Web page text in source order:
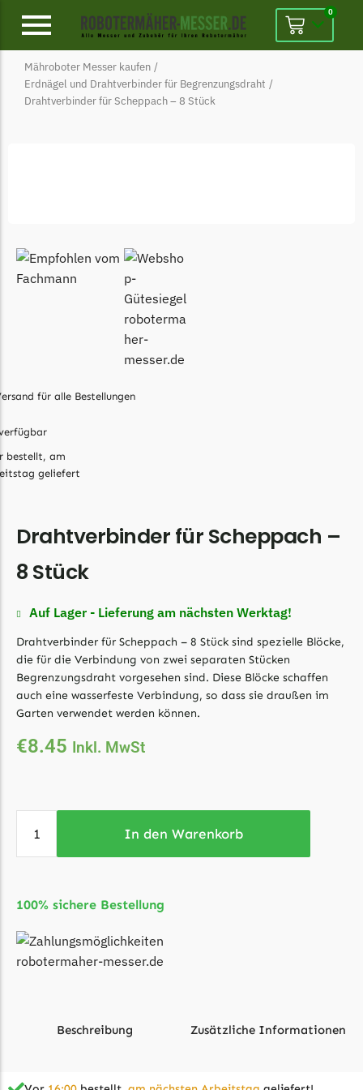
Alpina
Alpina Messer
Belrobotics Messer
Begrenzungsdraht
Black & Decker Messer
Bosch Indego
Bosch Indego Messer
Central Park
Begrenzungsdraht
Begrenzungsdraht
Cub Cadet
Cub Cadet Messer
Begrenzungsdraht
Ecovacs
Ecovacs Messer
Etesia
Begrenzungsdraht
Eufy
Eufy Messer
Ferrex Messer
Florabest
0
Mähroboter Messer kaufen /
Erdnägel und Drahtverbinder für Begrenzungsdraht /
Drahtverbinder für Scheppach – 8 Stück
für alle Bestellungen
bestellt, am
geliefert
Drahtverbinder für Scheppach –
8 Stück
Auf Lager - Lieferung am nächsten Werktag!
Drahtverbinder für Scheppach – 8 Stück sind spezielle Blöcke,
die für die Verbindung von zwei separaten Stücken
Begrenzungsdraht vorgesehen sind. Diese Blöcke schaffen
auch eine wasserfeste Verbindung, so dass sie draußen im
Garten verwendet werden können.
€8.45 Inkl. MwSt
In den Warenkorb
100% sichere Bestellung
Beschreibung Zusätzliche Informationen